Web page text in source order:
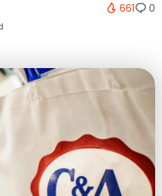
661 0